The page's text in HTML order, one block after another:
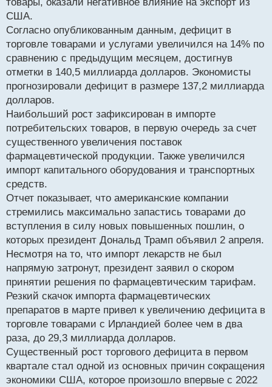
США.
Согласно опубликованным данным, дефицит в
торговле товарами и услугами увеличился на 14% по
сравнению с предыдущим месяцем, достигнув
отметки в 140,5 миллиарда долларов. Экономисты
прогнозировали дефицит в размере 137,2 миллиарда
долларов.
Наибольший рост зафиксирован в импорте
потребительских товаров, в первую очередь за счет
существенного увеличения поставок
фармацевтической продукции. Также увеличился
импорт капитального оборудования и транспортных
средств.
Отчет показывает, что американские компании
стремились максимально запастись товарами до
вступления в силу новых повышенных пошлин, о
которых президент Дональд Трамп объявил 2 апреля.
Несмотря на то, что импорт лекарств не был
напрямую затронут, президент заявил о скором
принятии решения по фармацевтическим тарифам.
Резкий скачок импорта фармацевтических
препаратов в марте привел к увеличению дефицита в
торговле товарами с Ирландией более чем в два
раза, до 29,3 миллиарда долларов.
Существенный рост торгового дефицита в первом
квартале стал одной из основных причин сокращения
экономики США, которое произошло впервые с 2022